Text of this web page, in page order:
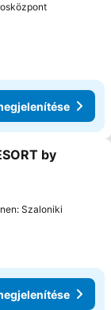
by
Szaloniki